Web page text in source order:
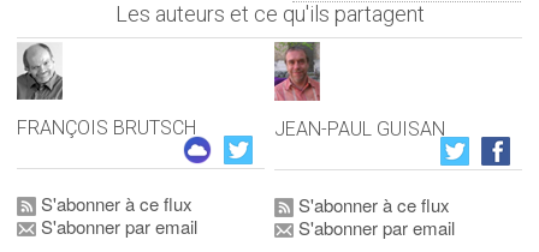
Les auteurs et ce qu'ils partagent
FRANÇOIS BRUTSCH
S'abonner à ce flux
S'abonner par email
JEAN-PAUL GUISAN
S'abonner à ce flux
S'abonner par email